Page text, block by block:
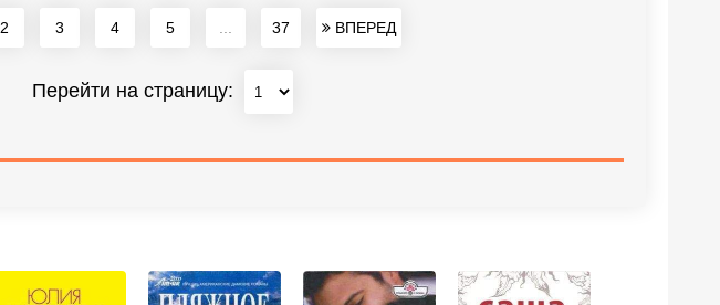
2 3 4 5 37 ВПЕРЕД
Перейти на страницу: